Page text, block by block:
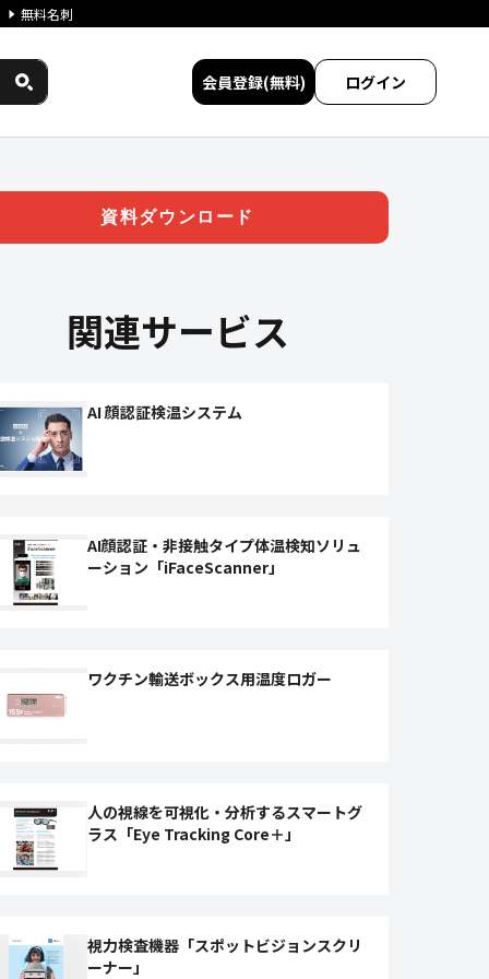
無料名刺
会員登録(無料) ログイン
資料ダウンロード
関連サービス
AI 顔認証検温システム
AI顔認証・非接触タイプ体温検知ソリュ
ーション「iFaceScanner」
ワクチン輸送ボックス用温度ロガー
人の視線を可視化・分析するスマートグ
ラス「Eye Tracking Core＋」
視力検査機器「スポットビジョンスクリ
ーナー」